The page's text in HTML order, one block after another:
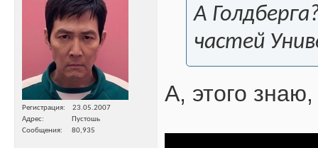
Регистрация
23.05.2007
Адрес
Пустошь
Сообщения
80,935
А
частей
А, этого